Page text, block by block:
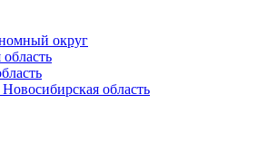
округ
область